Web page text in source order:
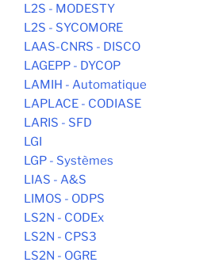
L2S - MODESTY
L2S - SYCOMORE
LAAS-CNRS - DISCO
LAGEPP - DYCOP
LAMIH - Automatique
LAPLACE - CODIASE
LARIS - SFD
LGI
LGP - Systèmes
LIAS - A&S
LIMOS - ODPS
LS2N - CODEx
LS2N - CPS3
LS2N - OGRE